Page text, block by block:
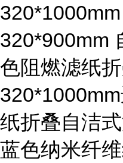
320*900mm
色阻燃滤纸
纸折叠自洁
蓝色纳米纤